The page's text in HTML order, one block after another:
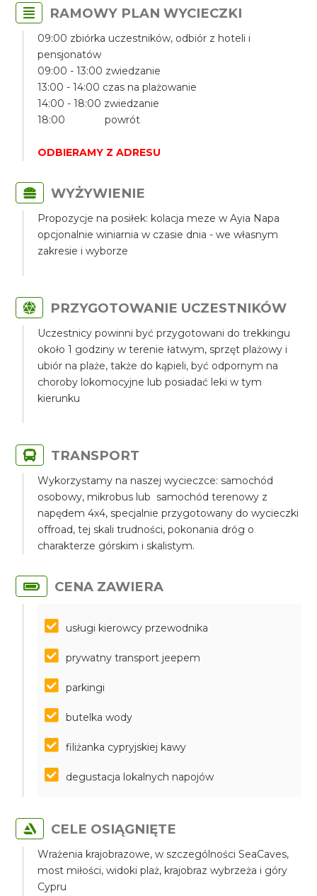
RAMOWY PLAN WYCIECZKI
09:00 zbiórka uczestników, odbiór z hoteli i
pensjonatów
09:00 - 13:00 zwiedzanie
13:00 - 14:00 czas na plażowanie
14:00 - 18:00 zwiedzanie
18:00 powrót
ODBIERAMY Z ADRESU
WYŻYWIENIE
Propozycje na posiłek: kolacja meze w Ayia Napa
opcjonalnie winiarnia w czasie dnia - we własnym
zakresie i wyborze
PRZYGOTOWANIE UCZESTNIKÓW
Uczestnicy powinni być przygotowani do trekkingu
około 1 godziny w terenie łatwym, sprzęt plażowy i
ubiór na plaże, także do kąpieli, być odpornym na
choroby lokomocyjne lub posiadać leki w tym
kierunku
TRANSPORT
Wykorzystamy na naszej wycieczce: samochód
osobowy, mikrobus lub samochód terenowy z
napędem 4x4, specjalnie przygotowany do wycieczki
offroad, tej skali trudności, pokonania dróg o
charakterze górskim i skalistym.
CENA ZAWIERA
usługi kierowcy przewodnika
prywatny transport jeepem
parkingi
butelka wody
filiżanka cypryjskiej kawy
degustacja lokalnych napojów
CELE OSIĄGNIĘTE
Wrażenia krajobrazowe, w szczególności SeaCaves,
most miłości, widoki plaż, krajobraz wybrzeża i góry
Cypru